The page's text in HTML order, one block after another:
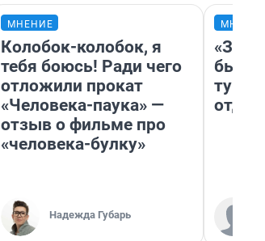
МНЕНИЕ
Колобок-колобок, я
тебя боюсь! Ради чего
отложили прокат
«Человека-паука» —
отзыв о фильме про
«человека-булку»
Надежда Губарь
«За
были